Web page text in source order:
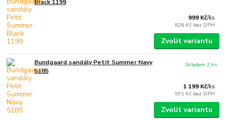
Black 1199
999 Kč/ks
826 Kč bez DPH
Zvolit variantu
Bundgaard sandály Petit Summer Navy
5185
1 199 Kč/ks
991 Kč bez DPH
Skladem 2 ks
Zvolit variantu